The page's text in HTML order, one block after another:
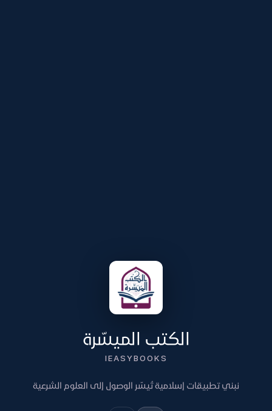
الكتب الميسّرة
IEASYBOOKS
نبني تطبيقات إسلامية تُيسّر الوصول إلى العلوم الشرعية